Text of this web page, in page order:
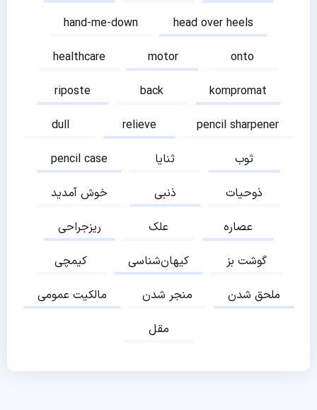
hand-me-down
head over heels
healthcare
motor
onto
riposte
back
kompromat
dull
relieve
pencil sharpener
pencil case
ثنایا
ثوب
خوش آمدید
ذنبی
ذوحیات
ریزجراحی
علک
عصاره
کیمچی
کیهان‌شناسی
گوشت بز
مالکیت عمومی
منجر شدن
ملحق شدن
مقل